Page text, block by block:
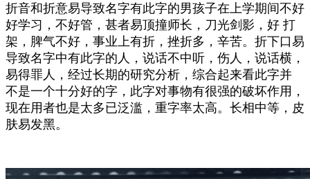
折音和折意易导致名字有此字的男孩子在上学期间不好
好学习，不好管，甚者易顶撞师长，刀光剑影，好 打
架，脾气不好，事业上有折，挫折多，辛苦。折下口易
导致名字中有此字的人，说话不中听，伤人，说话横，
易得罪人，经过长期的研究分析，综合起来看此字并
不是一个十分好的字，此字对事物有很强的破坏作用，
现在用者也是太多已泛滥，重字率太高。长相中等，皮
肤易发黑。